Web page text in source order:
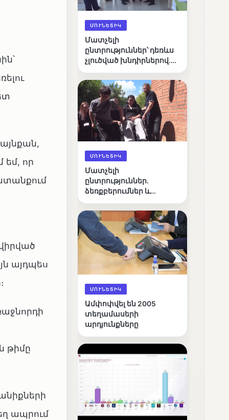
որ
այդպես
թիմը
ապրում
ՄՈՒՆԵՏԻԿ
Մատչելի
ընտրություններ՝ դեռևս
չլուծված խնդիրներով.
դիտորդական
առաքելության
արդյունքները
ՄՈՒՆԵՏԻԿ
Մատչելի
ընտրություններ.
ձեռքբերումներ և
բացթողումներ
ՄՈՒՆԵՏԻԿ
Ամփոփվել են 2005
տեղամասերի
արդյունքները